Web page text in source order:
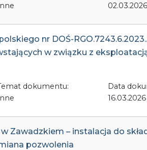
02.03.2026
nr DOŚ-
w związku z
dokumentu:
Data
16.03.2026
Zawadzkiem – instalacja do
pozwolenia